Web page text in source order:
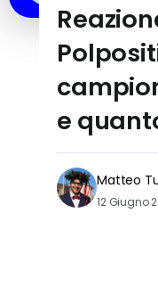
e
Matteo
12 Giugno